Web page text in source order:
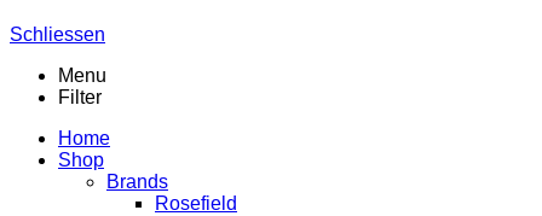
Schliessen
Menu
Filter
Home
Shop
Brands
Rosefield